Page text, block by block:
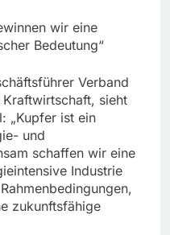
wir eine
Bedeutung“
Verband
sieht
„Kupfer ist ein
und
schaffen wir eine
Industrie
zukunftsfähige